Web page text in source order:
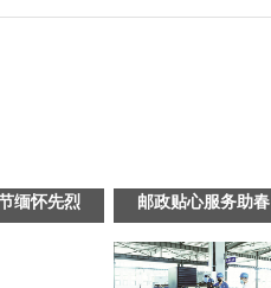
缅怀先烈 邮政贴心服务助春